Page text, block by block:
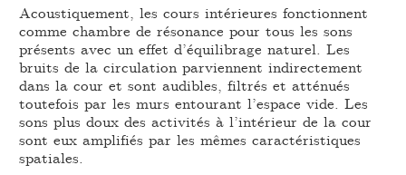
Acoustiquement, les cours intérieures fonctionnent
comme chambre de résonance pour tous les sons
présents avec un effet d’équilibrage naturel. Les
bruits de la circulation parviennent indirectement
dans la cour et sont audibles, filtrés et atténués
toutefois par les murs entourant l’espace vide. Les
sons plus doux des activités à l’intérieur de la cour
sont eux amplifiés par les mêmes caractéristiques
spatiales.